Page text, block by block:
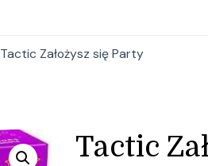
Tactic Założysz się Party
Tactic